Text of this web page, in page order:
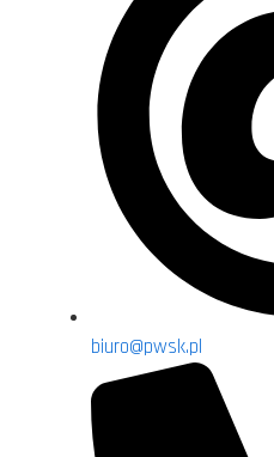
biuro@pwsk.pl